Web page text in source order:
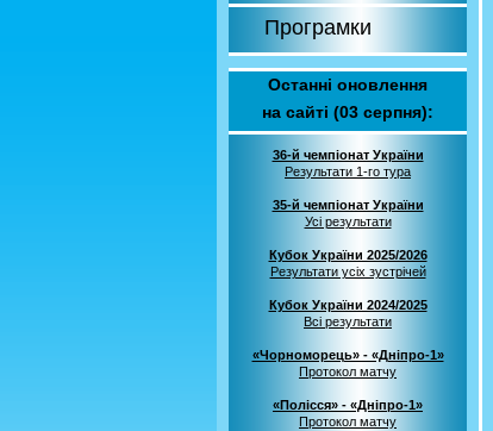
Програмки
Останні оновлення
на сайті (03 серпня):
36-й чемпіонат України
Результати 1-го тура
35-й чемпіонат України
Усі результати
Кубок України 2025/2026
Результати усіх зустрічей
Кубок України 2024/2025
Всі результати
«Чорноморець» - «Дніпро-1»
Протокол матчу
«Полісся» - «Дніпро-1»
Протокол матчу